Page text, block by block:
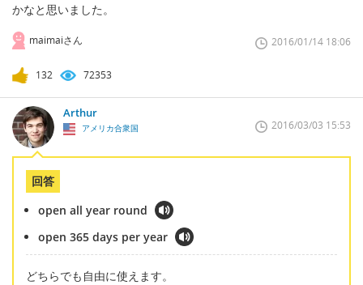
かなと思いました。
maimaiさん 2016/01/14 18:06
132 72353
Arthur
アメリカ合衆国 2016/03/03 15:53
回答
open all year round
open 365 days per year
どちらでも自由に使えます。